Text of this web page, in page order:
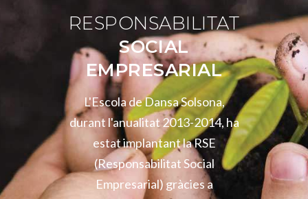
RESPONSABILITAT
SOCIAL
EMPRESARIAL
L'Escola de Dansa Solsona,
durant l'anualitat 2013-2014, ha
estat implantant la RSE
(Responsabilitat Social
Empresarial) gràcies a